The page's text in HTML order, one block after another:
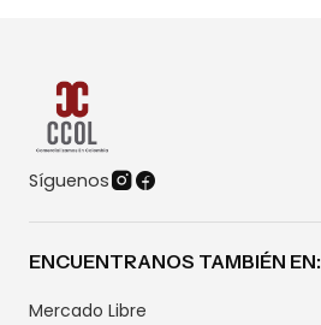
Síguenos
ENCUENTRANOS TAMBIÉN EN:
Mercado Libre